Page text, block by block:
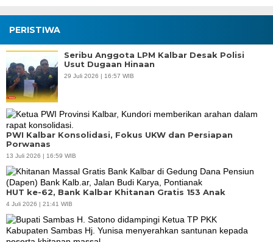
PERISTIWA
Seribu Anggota LPM Kalbar Desak Polisi
Usut Dugaan Hinaan
29 Juli 2026 | 16:57 WIB
PWI Kalbar Konsolidasi, Fokus UKW dan Persiapan
Porwanas
13 Juli 2026 | 16:59 WIB
HUT ke-62, Bank Kalbar Khitanan Gratis 153 Anak
4 Juli 2026 | 21:41 WIB